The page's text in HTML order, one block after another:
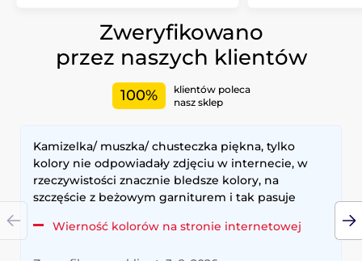
Zweryfikowano
przez naszych klientów
100%
klientów poleca
nasz sklep
Kamizelka/ muszka/ chusteczka piękna, tylko
kolory nie odpowiadały zdjęciu w internecie, w
rzeczywistości znacznie bledsze kolory, na
szczęście z beżowym garniturem i tak pasuje
Wierność kolorów na stronie internetowej